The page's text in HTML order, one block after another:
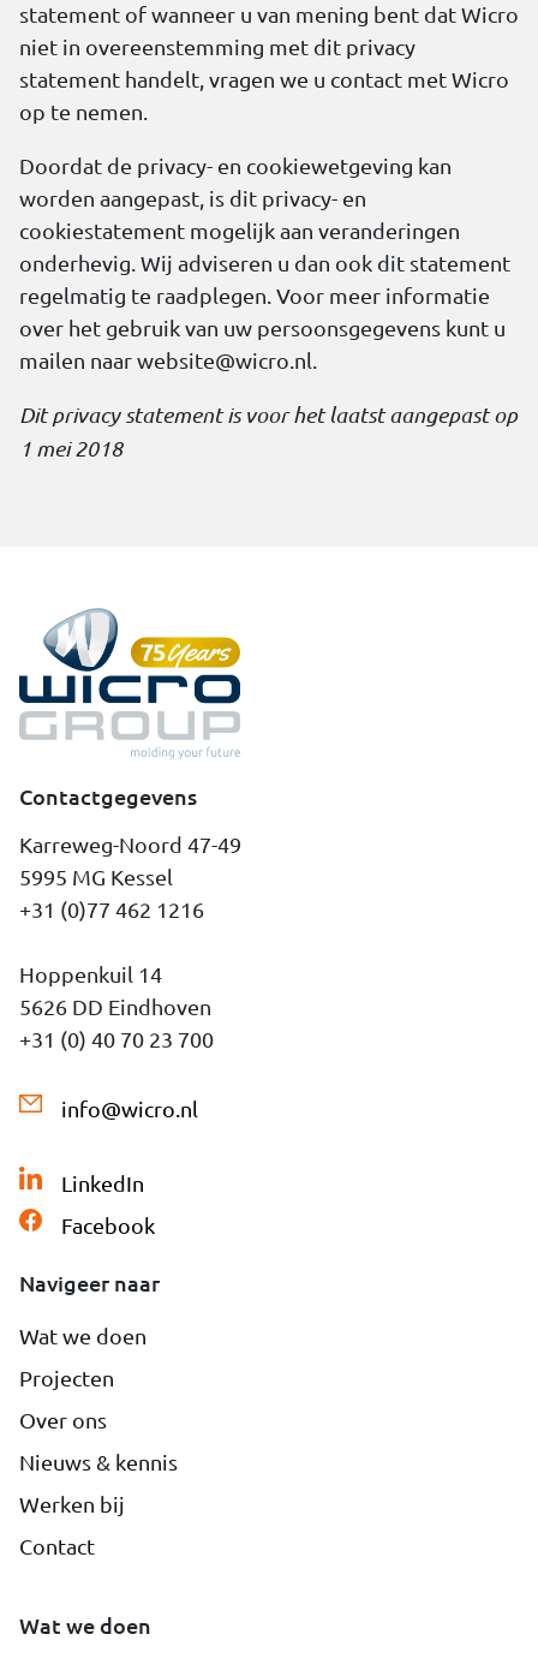
statement of wanneer u van mening bent dat Wicro
niet in overeenstemming met dit privacy
statement handelt, vragen we u contact met Wicro
op te nemen.
Doordat de privacy- en cookiewetgeving kan
worden aangepast, is dit privacy- en
cookiestatement mogelijk aan veranderingen
onderhevig. Wij adviseren u dan ook dit statement
regelmatig te raadplegen. Voor meer informatie
over het gebruik van uw persoonsgegevens kunt u
mailen naarwebsite@wicro.nl
Dit privacy statement is voor het laatst aangepast op
1 mei 2018
Contactgegevens
Karreweg-Noord 47-49
5995 MG Kessel
+31 (0)77 462 1216
Hoppenkuil 14
5626 DD Eindhoven
+31 (0) 40 70 23 700
info@wicro.nl
LinkedIn
Facebook
Navigeer naar
Wat we doen
Projecten
Over ons
Nieuws & kennis
Werken bij
Contact
Wat we doen